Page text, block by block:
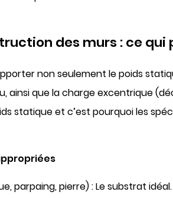
des murs : ce
non seulement le poids
ainsi que la charge excentrique
statique et c’est pourquoi les
parpaing, pierre) :Le substrat